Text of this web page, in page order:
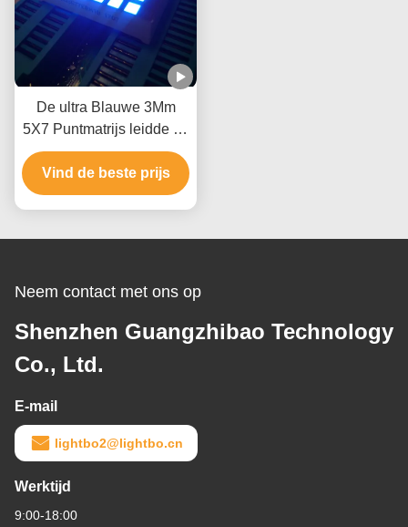
De ultra Blauwe 3Mm
5X7 Puntmatrijs leidde de
Kathode van de
Vertoningsrij voor de
Indicator van de
Vind de beste prijs
Neem contact met ons op
Shenzhen Guangzhibao Technology
Co., Ltd.
E-mail
lightbo2@lightbo.cn
Werktijd
9:00-18:00